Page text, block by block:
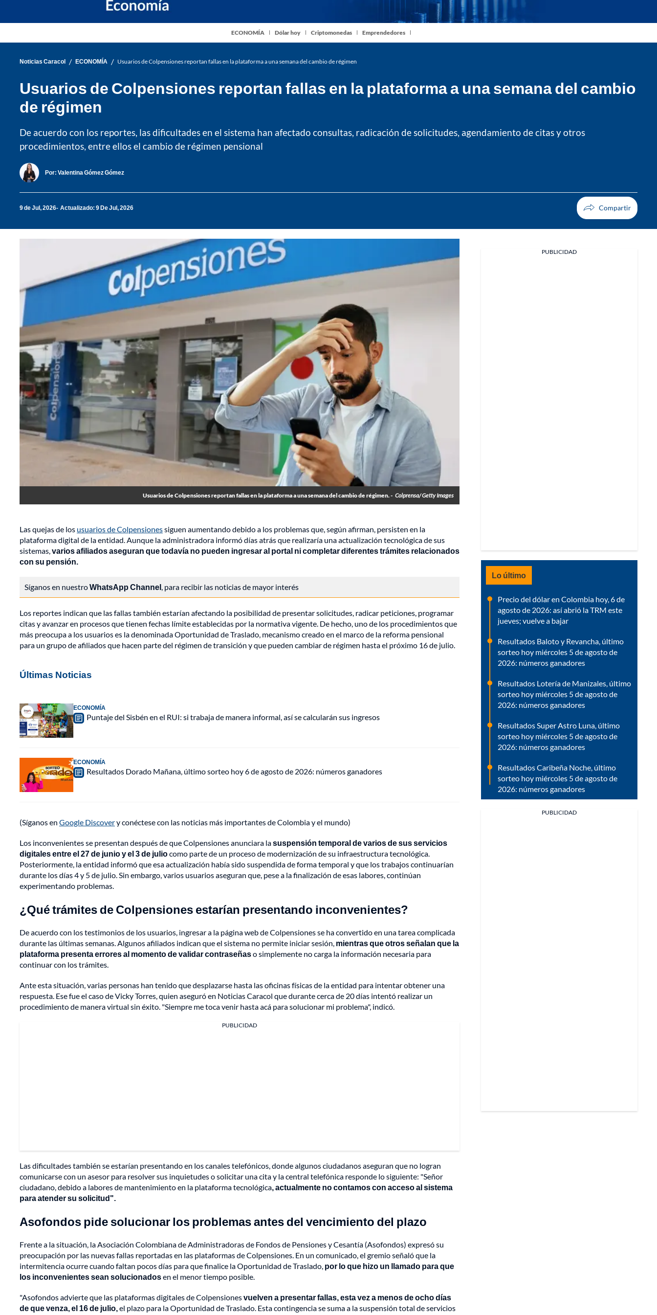
ECONOMÍA Dólar hoy Criptomonedas Emprendedores
Noticias Caracol / ECONOMÍA / Usuarios de Colpensiones reportan fallas en la plataforma a una semana del cambio de régimen
Usuarios de Colpensiones reportan fallas en la plataforma a una semana del cambio
de régimen
De acuerdo con los reportes, las dificultades en el sistema han afectado consultas, radicación de solicitudes, agendamiento de citas y otros
procedimientos, entre ellos el cambio de régimen pensional
Por: Valentina Gómez Gómez
9 de Jul, 2026 Actualizado: 9 De Jul, 2026
Usuarios de Colpensiones reportan fallas en la plataforma a una semana del cambio de régimen. - Colprensa/ Getty Images
Las quejas de los usuarios de Colpensionessiguen aumentando debido a los problemas que, según afirman, persisten en la
plataforma digital de la entidad. Aunque la administradora informó días atrás que realizaría una actualización tecnológica de sus
sistemas,varios afiliados aseguran que todavía no pueden ingresar al portal ni completar diferentes trámites relacionados
con su pensión.
Síganos en nuestroWhatsApp Channel, para recibir las noticias de mayor interés
Los reportes indican que las fallas también estarían afectando la posibilidad de presentar solicitudes, radicar peticiones, programar
citas y avanzar en procesos que tienen fechas límite establecidas por la normativa vigente. De hecho, uno de los procedimientos que
más preocupa a los usuarios es la denominada Oportunidad de Traslado, mecanismo creado en el marco de la reforma pensional
para un grupo de afiliados que hacen parte del régimen de transición y que pueden cambiar de régimen hasta el próximo 16 de julio.
Últimas Noticias
ECONOMÍA
Puntaje del Sisbén en el RUI: si trabaja de manera informal, así se calcularán sus ingresos
ECONOMÍA
Resultados Dorado Mañana, último sorteo hoy 6 de agosto de 2026: números ganadores
(Síganos en Google Discovery conéctese con las noticias más importantes de Colombia y el mundo)
Los inconvenientes se presentan después de que Colpensiones anunciara lasuspensión temporal de varios de sus servicios
digitales entre el 27 de junio y el 3 de juliocomo parte de un proceso de modernización de su infraestructura tecnológica.
Posteriormente, la entidad informó que esa actualización había sido suspendida de forma temporal y que los trabajos continuarían
durante los días 4 y 5 de julio. Sin embargo, varios usuarios aseguran que, pese a la finalización de esas labores, continúan
experimentando problemas.
¿Qué trámites de Colpensiones estarían presentando inconvenientes?
De acuerdo con los testimonios de los usuarios, ingresar a la página web de Colpensiones se ha convertido en una tarea complicada
durante las últimas semanas. Algunos afiliados indican que el sistema no permite iniciar sesión, mientras que otros señalan que la
plataforma presenta errores al momento de validar contraseñaso simplemente no carga la información necesaria para
continuar con los trámites.
Ante esta situación, varias personas han tenido que desplazarse hasta las oficinas físicas de la entidad para intentar obtener una
respuesta. Ese fue el caso de Vicky Torres, quien aseguró en Noticias Caracol que durante cerca de 20 días intentó realizar un
procedimiento de manera virtual sin éxito. "Siempre me toca venir hasta acá para solucionar mi problema", indicó.
PUBLICIDAD
Las dificultades también se estarían presentando en los canales telefónicos, donde algunos ciudadanos aseguran que no logran
comunicarse con un asesor para resolver sus inquietudes o solicitar una cita y la central telefónica responde lo siguiente: "Señor
ciudadano, debido a labores de mantenimiento en la plataforma tecnológica, actualmente no contamos con acceso al sistema
para atender su solicitud".
Asofondos pide solucionar los problemas antes del vencimiento del plazo
Frente a la situación, la Asociación Colombiana de Administradoras de Fondos de Pensiones y Cesantía (Asofondos) expresó su
preocupación por las nuevas fallas reportadas en las plataformas de Colpensiones. En un comunicado, el gremio señaló que la
intermitencia ocurre cuando faltan pocos días para que finalice la Oportunidad de Traslado, por lo que hizo un llamado para que
los inconvenientes sean solucionadosen el menor tiempo posible.
"Asofondos advierte que las plataformas digitales de Colpensionesvuelven a presentar fallas, esta vez a menos de ocho días
de que venza, el 16 de julio,el plazo para la Oportunidad de Traslado. Esta contingencia se suma a la suspensión total de servicios
PUBLICIDAD
Lo último
Precio del dólar en Colombia hoy, 6 de
agosto de 2026: así abrió la TRM este
jueves; vuelve a bajar
Resultados Baloto y Revancha, último
sorteo hoy miércoles 5 de agosto de
2026: números ganadores
Resultados Lotería de Manizales, último
sorteo hoy miércoles 5 de agosto de
2026: números ganadores
Resultados Super Astro Luna, último
sorteo hoy miércoles 5 de agosto de
2026: números ganadores
Resultados Caribeña Noche, último
sorteo hoy miércoles 5 de agosto de
2026: números ganadores
PUBLICIDAD